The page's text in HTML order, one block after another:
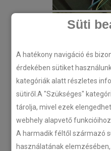
Süti
A hatékony navigáció és
érdekében sütiket
kategóriák alatt részletes
sütiről.A "Szükséges"
tárolja, mivel ezek
webhely alapvető funkcióihoz.
A harmadik féltől származó
használatának